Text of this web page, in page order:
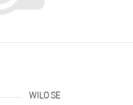
WILO SE